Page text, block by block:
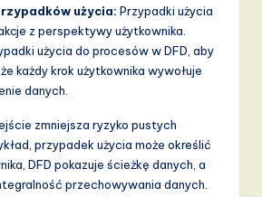
użycia: Przypadki użycia
z perspektywy użytkownika.
użycia do procesów w DFD, aby
każdy krok użytkownika wywołuje
danych.
zmniejsza ryzyko pustych
przypadek użycia może określić
DFD pokazuje ścieżkę danych, a
przechowywania danych.